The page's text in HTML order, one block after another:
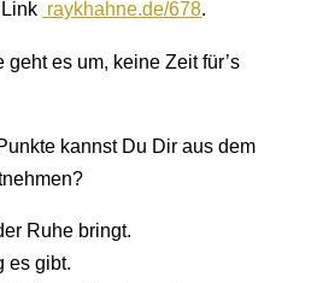
raykhahne.de/678.
es um, keine Zeit für’s
kannst Du Dir aus dem
Ruhe bringt.
es gibt.